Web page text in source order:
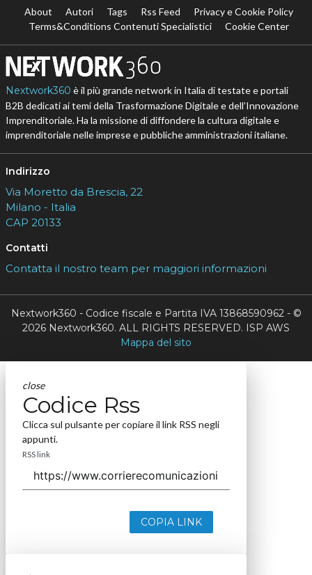
About Autori Tags Rss Feed
Privacy e Cookie Policy
Terms&Conditions Contenuti Specialistici
Cookie Center
Nextwork360 è il più grande network in Italia di testate e portali
B2B dedicati ai temi della Trasformazione Digitale e dell’Innovazione
Imprenditoriale. Ha la missione di diffondere la cultura digitale e
imprenditoriale nelle imprese e pubbliche amministrazioni italiane.
Indirizzo
Via Moretto da Brescia, 22
Milano - Italia
CAP 20133
Contatti
Contatta il nostro team per maggiori informazioni
Nextwork360 - Codice fiscale e Partita IVA 13868590962 - ©
2026 Nextwork360. ALL RIGHTS RESERVED. ISP AWS
Mappa del sito
close
Codice Rss
Clicca sul pulsante per copiare il link RSS negli
appunti.
RSS link
COPIA LINK